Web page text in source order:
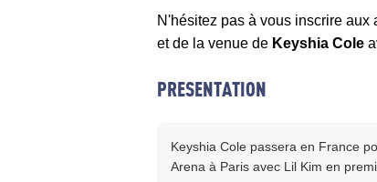
N'hésitez pas à vous inscrire
et de la venue de Keyshia Cole
PRESENTATION
Keyshia Cole passera en France
Arena à Paris avec Lil Kim en